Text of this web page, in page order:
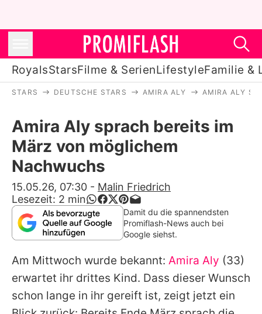
RoyalsStarsFilme & SerienLifestyleFamilie &
Stars
Filme & Serien
Lifestyle
Familie & Liebe
Promiflash Exklusiv
Alle Themen auf Promiflash
Jobs
STARS DEUTSCHE STARS AMIRA ALY AMIRA ALY
Amira Aly sprach bereits im
März von möglichem
Nachwuchs
15.05.26, 07:30 - Malin Friedrich
Lesezeit: 2 min
Damit du die spannendsten
Promiflash-News auch bei
Google siehst.
Am Mittwoch wurde bekannt: Amira Aly (33)
erwartet ihr drittes Kind. Dass dieser Wunsch
schon lange in ihr gereift ist, zeigt jetzt ein